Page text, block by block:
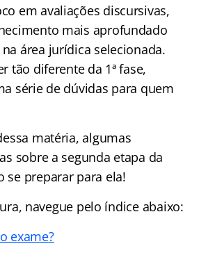
em avaliações discursivas,
mais aprofundado
área jurídica selecionada.
tão diferente da 1ª fase,
série de dúvidas para quem
matéria, algumas
sobre a segunda etapa da
se preparar para ela!
navegue pelo índice abaixo:
exame?